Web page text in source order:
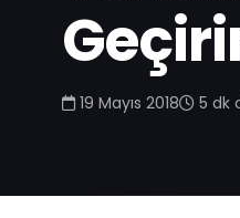
19 Mayıs 2018 5 dk